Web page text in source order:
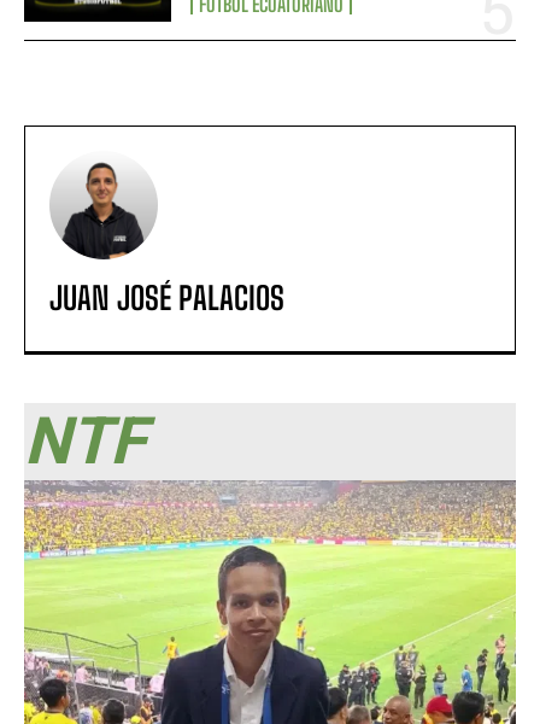
JUAN JOSÉ PALACIOS
NTF